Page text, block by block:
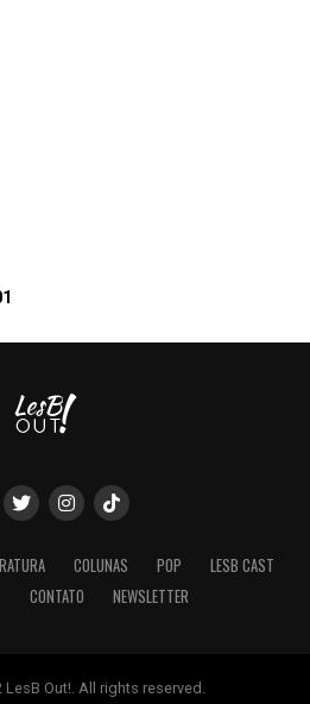
COLUNAS POP
LESB CAST
CONTATO NEWSLETTER
Out!. All rights reserved.